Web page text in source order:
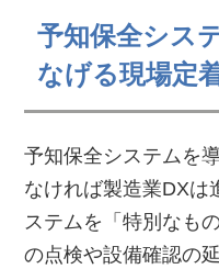
予知保全シス
なげる現場定
予知保全システムを
なければ製造業DXは
ステムを「特別なも
の点検や設備確認の